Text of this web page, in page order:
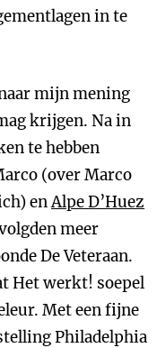
in te
mijn mening
krijgen. Na in
te hebben
(over Marco
enAlpe D’Huez
meer
De Veteraan.
Het werkt! soepel
Met een fijne
Philadelphia